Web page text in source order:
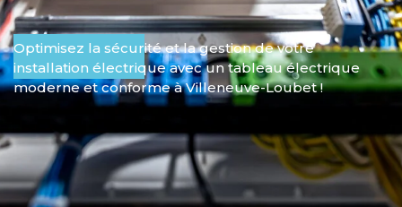
Optimisez la sécurité et la gestion de votre
installation électrique avec un tableau électrique
moderne et conforme à Villeneuve-Loubet !